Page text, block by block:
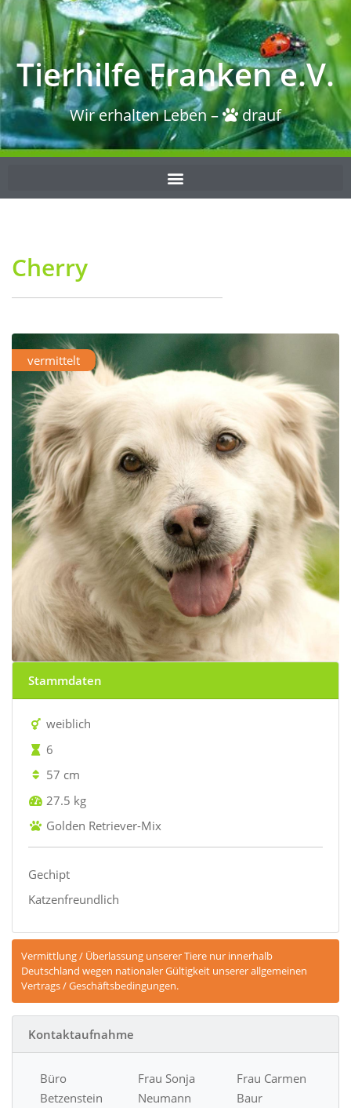
Tierhilfe Franken e.V.
Wir erhalten Leben – drauf
Cherry
vermittelt
Stammdaten
weiblich
6
57 cm
27.5 kg
Golden Retriever-Mix
Gechipt
Katzenfreundlich
Vermittlung / Überlassung unserer Tiere nur innerhalb
Deutschland wegen nationaler Gültigkeit unserer allgemeinen
Vertrags / Geschäftsbedingungen.
Kontaktaufnahme
Büro
Betzenstein
Frau Sonja
Neumann
Frau Carmen
Baur